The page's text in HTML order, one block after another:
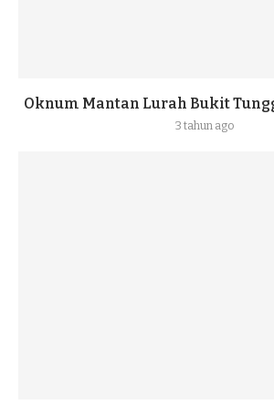
Oknum Mantan Lurah Bukit
3 tahun ago